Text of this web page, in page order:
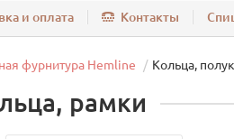
и оплата Контакты
фурнитура Hemline Кольца,
рамки